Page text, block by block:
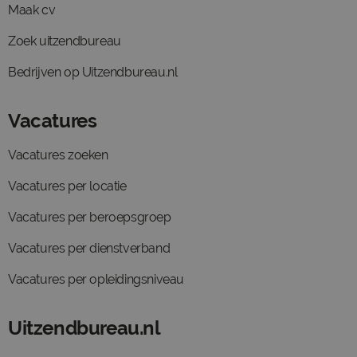
Maak cv
Zoek uitzendbureau
Bedrijven op Uitzendbureau.nl
Vacatures
Vacatures zoeken
Vacatures per locatie
Vacatures per beroepsgroep
Vacatures per dienstverband
Vacatures per opleidingsniveau
Uitzendbureau.nl